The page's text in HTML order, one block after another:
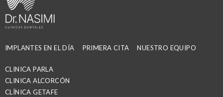
IMPLANTES EN EL DÍA PRIMERA CITA NUESTRO EQUIPO
CLINICA PARLA
CLINICA ALCORCÓN
CLÍNICA GETAFE